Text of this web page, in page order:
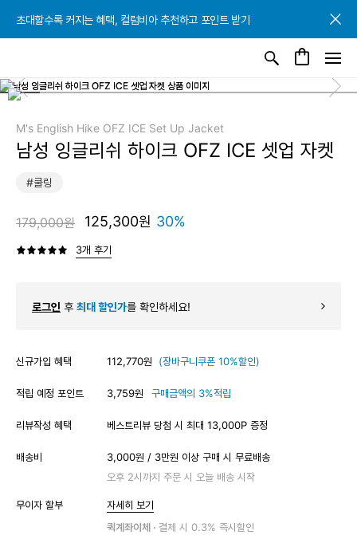
초대할수록 커지는 혜택, 컬럼비아 추천하고 포인트 받기
초대할수록 커지는 혜택, 컬럼비아 추천하고 포인트 받기
초대할수록 커지는 혜택, 컬럼비아 추천하고 포인트 받기
M's English Hike OFZ ICE Set Up Jacket
남성 잉글리쉬 하이크 OFZ ICE 셋업 자켓
#쿨링
179,000원 125,300원 30%
3개 후기
로그인 후 최대 할인가를 확인하세요!
신규가입 혜택 112,770원 (장바구니쿠폰 10%할인)
적립 예정 포인트 3,759원 구매금액의 3%적립
리뷰작성 혜택 베스트리뷰 당첨 시 최대 13,000P 증정
배송비
3,000원 / 3만원 이상 구매 시 무료배송
오후 2시까지 주문 시 오늘 배송 시작
무이자 할부
자세히 보기
퀵계좌이체 · 결제 시 0.3% 즉시할인